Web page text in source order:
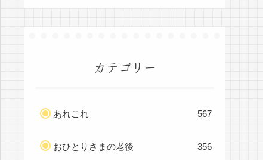
カテゴリー
あれこれ 567
おひとりさまの老後 356